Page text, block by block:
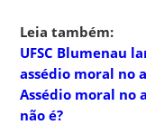
Leia também:
UFSC Blumenau
assédio moral no
Assédio moral no
não é?